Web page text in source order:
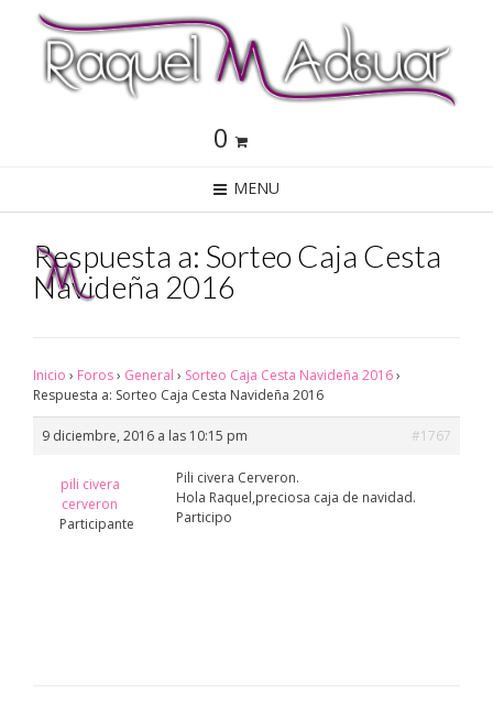
0
MENU
Respuesta a: Sorteo Caja Cesta
Navideña 2016
Inicio › Foros› General › Sorteo Caja Cesta Navideña 2016›
Respuesta a: Sorteo Caja Cesta Navideña 2016
9 diciembre, 2016 a las 10:15 pm #1767
pili civera
cerveron
Participante
Pili civera Cerveron.
Hola Raquel,preciosa caja de navidad.
Participo